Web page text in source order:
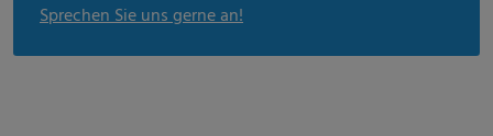
Sprechen Sie uns gerne an!